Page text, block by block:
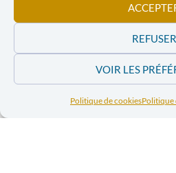
REFUSER
VOIR LES
Politique de cookies
partenaires péruviens sur la
particulièrement précieuses.